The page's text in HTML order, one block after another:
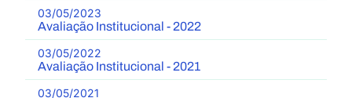
03/05/2023
Avaliação Institucional - 2022
03/05/2022
Avaliação Institucional - 2021
03/05/2021